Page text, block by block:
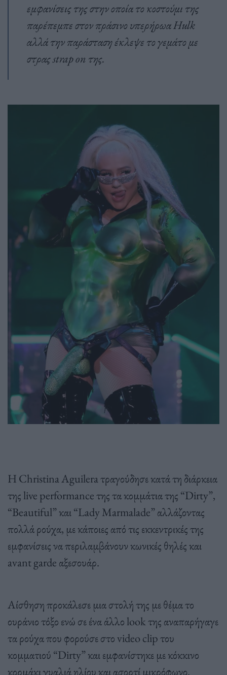
εμφανίσεις της στην οποία το κοστούμι της
παρέπεμπε στον πράσινο υπερήρωα Hulk
αλλά την παράσταση έκλεψε το γεμάτο με
στρας strap on της.
Η Christina Aguilera τραγούδησε κατά τη διάρκεια
της live performance της τα κομμάτια της “Dirty”,
“Beautiful” και “Lady Marmalade” αλλάζοντας
πολλά ρούχα, με κάποιες από τις εκκεντρικές της
εμφανίσεις να περιλαμβάνουν κωνικές θηλές και
avant garde αξεσουάρ.
Αίσθηση προκάλεσε μια στολή της με θέμα το
ουράνιο τόξο ενώ σε ένα άλλο look της αναπαρήγαγε
τα ρούχα που φορούσε στο video clip του
κομματιού “Dirty” και εμφανίστηκε με κόκκινο
κορμάκι γυαλιά ηλίου και ασορτί μικρόφωνο.